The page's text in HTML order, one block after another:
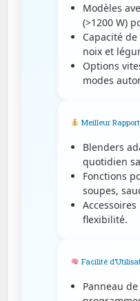
Modèles
(>1200 W)
Capacité
noix et
Options
modes
Meilleur
Blenders
quotidien
Fonctions
soupes,
flexibilité.
Facilité
Panneau